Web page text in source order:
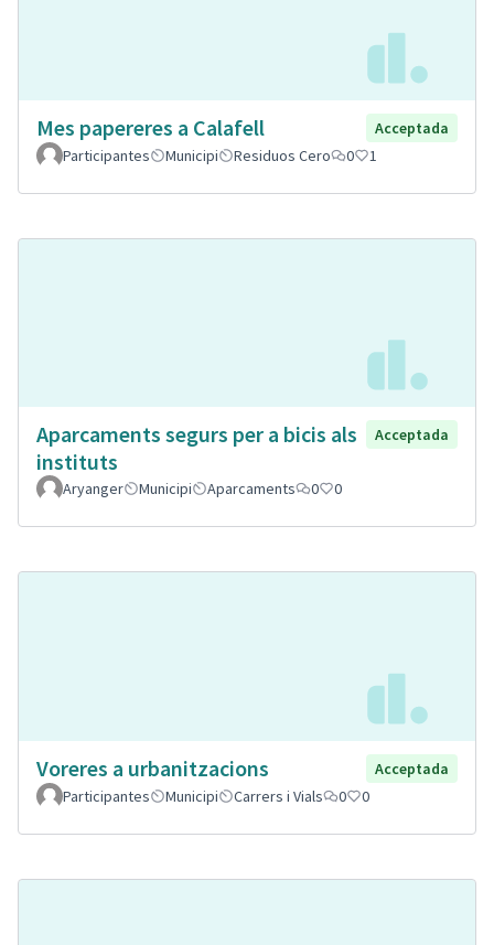
Mes papereres a Calafell
Acceptada
Participantes
Municipi Residuos Cero 0 1
Aparcaments segurs per a bicis als
instituts
Acceptada
Aryanger Municipi Aparcaments 0 0
Voreres a urbanitzacions
Acceptada
Participantes
Municipi Carrers i Vials 0 0